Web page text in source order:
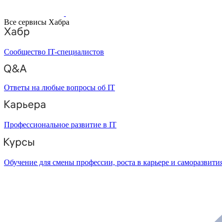
Все сервисы Хабра
Сообщество IT-специалистов
Ответы на любые вопросы об IT
Профессиональное развитие в IT
Обучение для смены профессии, роста в карьере и